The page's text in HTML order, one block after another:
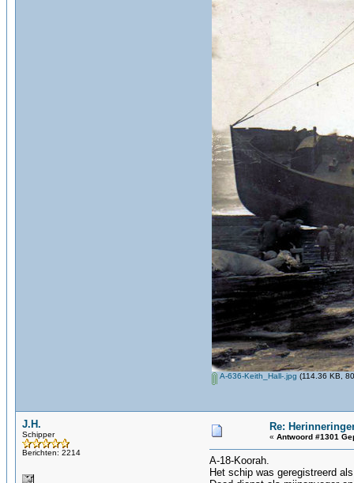
A-636-Keith_Hall-.jpg (114.36 KB,
J.H.
Schipper
Berichten: 2214
Re:
« Antwoord #1301
A-18-Koorah.
Het schip was geregistreerd